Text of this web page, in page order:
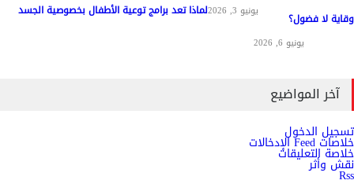
المناهج وطرق التدريس يونيو 3, 2026 لماذا تعد برامج توعية الأطفال بخصوصية الجسد وقاية لا فضول؟
يونيو 6, 2026
آخر المواضيع
تسجيل الدخول
خلاصات Feed الإدخالات
خلاصة التعليقات
نقش وأثر
Rss